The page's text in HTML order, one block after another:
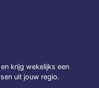
krijg wekelijks een
uit jouw regio.